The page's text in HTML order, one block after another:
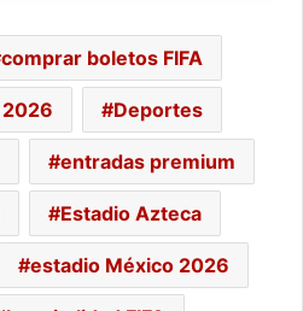
comprar boletos FIFA
2026 Deportes
entradas premium
Estadio Azteca
estadio México 2026